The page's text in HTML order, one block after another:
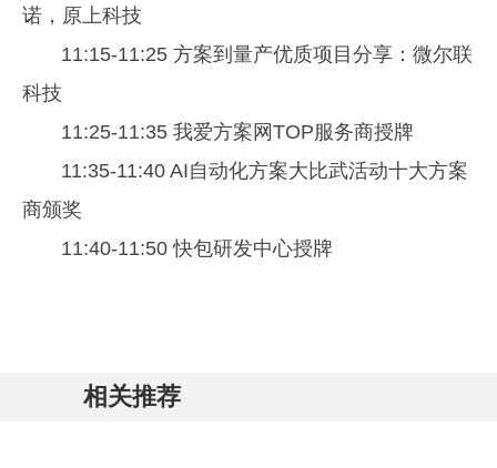
诺，原上科技
11:15-11:25 方案到量产优质项目分享：微尔联
科技
11:25-11:35 我爱方案网TOP服务商授牌
11:35-11:40 AI自动化方案大比武活动十大方案
商颁奖
11:40-11:50 快包研发中心授牌
相关推荐